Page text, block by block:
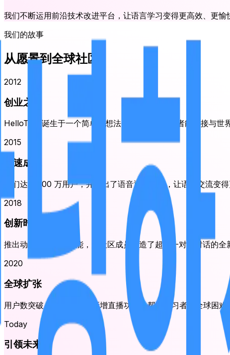
我们不断运用前沿技术改进平台，让语言学习变得更高效、更愉
我们的故事
从愿景到全球社区
2012
创业之初
HelloTalk 诞生于一个简单的想法：如果语言学习者能直接与世
2015
快速成长
我们达到 100 万用户，并推出了语音通话功能，让语言交流变
2018
创新时代
推出动态和语音房功能，为社区成员创造了超越一对一对话的全
2020
全球扩张
用户数突破 3000 万，并新增直播功能，帮助学习者在全球困难
Today
引领未来